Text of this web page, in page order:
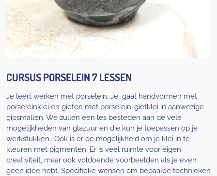
CURSUS PORSELEIN 7 LESSEN
Je leert werken met porselein. Je gaat handvormen met
porseleinklei en gieten met porselein-gietklei in aanwezige
gipsmallen. We zullen een les besteden aan de vele
mogelijkheden van glazuur en die kun je toepassen op je
werkstukken.. Ook is er de mogelijkheid om je klei in te
kleuren met pigmenten. Er is veel ruimte voor eigen
creativiteit, maar ook voldoende voorbeelden als je even
geen idee hebt. Specifieke wensen om bepaalde technieken